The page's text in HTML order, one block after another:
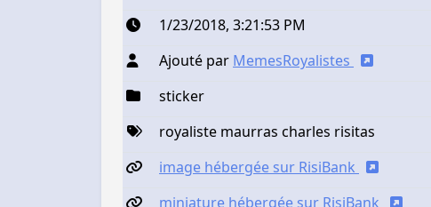
1/23/2018, 3:21:53 PM
Ajouté par MemesRoyalistes
sticker
royaliste maurras charles risitas
image hébergée sur RisiBank
miniature hébergée sur RisiBank